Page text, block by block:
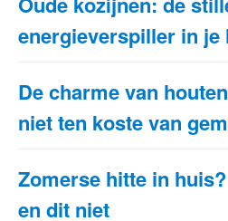
energieverspiller in je
De charme van
niet ten koste van
Zomerse hitte in
en dit niet